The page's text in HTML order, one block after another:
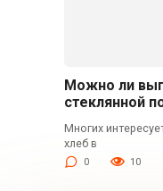
Можно ли
стеклянной
Многих
хлеб в
0 10